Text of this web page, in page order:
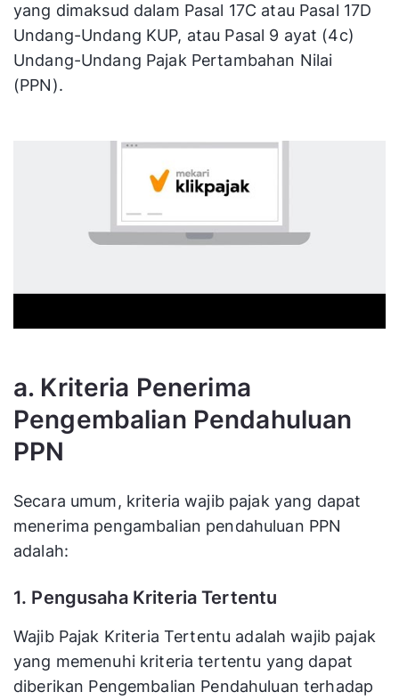
yang dimaksud dalam Pasal 17C atau Pasal 17D
Undang-Undang KUP, atau Pasal 9 ayat (4c)
Undang-Undang Pajak Pertambahan Nilai
(PPN).
a. Kriteria Penerima
Pengembalian Pendahuluan
PPN
Secara umum, kriteria wajib pajak yang dapat
menerima pengambalian pendahuluan PPN
adalah:
1. Pengusaha Kriteria Tertentu
Wajib Pajak Kriteria Tertentu adalah wajib pajak
yang memenuhi kriteria tertentu yang dapat
diberikan Pengembalian Pendahuluan terhadap